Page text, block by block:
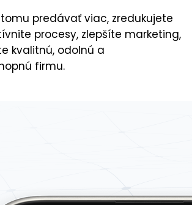
predávať viac, zredukujete
procesy, zlepšíte marketing,
kvalitnú, odolnú a
firmu.